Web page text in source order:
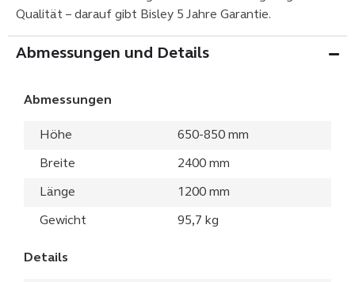
Qualität – darauf gibt Bisley 5 Jahre Garantie.
Abmessungen und Details
Abmessungen
Höhe 650-850 mm
Breite 2400 mm
Länge 1200 mm
Gewicht 95,7 kg
Details